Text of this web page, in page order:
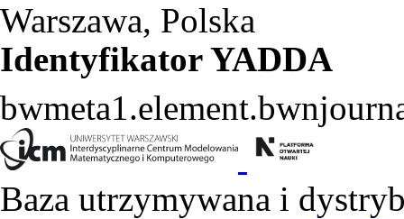
Warszawa, Polska
Identyfikator YADDA
Baza utrzymywana i